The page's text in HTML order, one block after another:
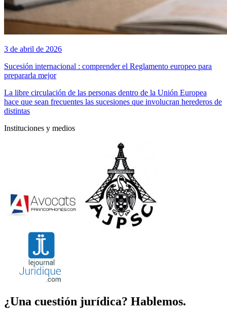
3 de abril de 2026
Sucesión internacional : comprender el Reglamento europeo para
prepararla mejor
La libre circulación de las personas dentro de la Unión Europea
hace que sean frecuentes las sucesiones que involucran herederos de
distintas
Instituciones y medios
¿Una cuestión jurídica? Hablemos.